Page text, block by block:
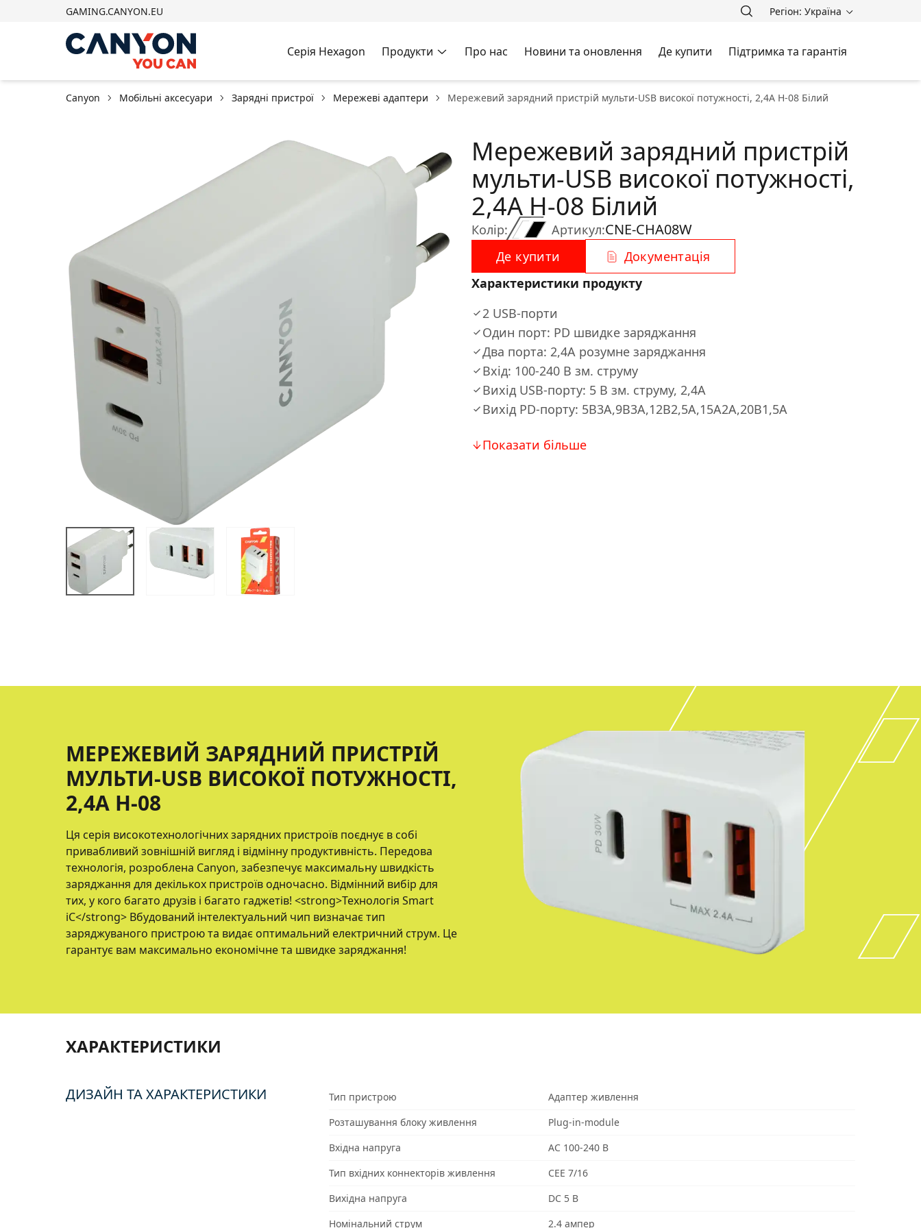
GAMING.CANYON.EU Регіон: Україна
Серія Hexagon Продукти Про нас Новини та оновлення Де купити Підтримка та гарантія
Canyon Мобільні аксесуари Зарядні пристрої Мережеві адаптери Мережевий зарядний пристрiй мульти-USB високої потужностi, 2,4A H-08 Білий
Колір:
Мережевий зарядний пристрiй
мульти-USB високої потужностi,
2,4A H-08 Білий
Артикул:CNE-CHA08W
Де купити
Документація
Характеристики продукту
2 USB-порти
Один порт: PD швидке заряджання
Два порта: 2,4А розумне заряджання
Вхiд: 100-240 В зм. струму
Вихiд USB-порту: 5 В зм. струму, 2,4A
Вихiд PD-порту: 5В3A,9В3A,12В2,5A,15A2A,20В1,5A
Показати більше
МЕРЕЖЕВИЙ ЗАРЯДНИЙ ПРИСТРIЙ
МУЛЬТИ-USB ВИСОКОЇ ПОТУЖНОСТI,
2,4A H-08
Ця серiя високотехнологiчних зарядних пристроїв поєднує в собi
привабливий зовнiшнiй вигляд i вiдмiнну продуктивнiсть. Передова
технологiя, розроблена Canyon, забезпечує максимальну швидкiсть
заряджання для декiлькох пристроїв одночасно. Вiдмiнний вибiр для
тих, у кого багато друзiв i багато гаджетiв! <strong>Технологiя Smart
iC</strong> Вбудований iнтелектуальний чип визначає тип
заряджуваного пристрою та видає оптимальний електричний струм. Це
гарантує вам максимально економiчне та швидке заряджання!
ХАРАКТЕРИСТИКИ
ДИЗАЙН ТА ХАРАКТЕРИСТИКИ Тип пристрою
Адаптер живлення
Розташування блоку живлення
Plug-in-module
Вхідна напруга
AC 100-240 В
Тип вхідних коннекторів живлення
CEE 7/16
Вихідна напруга
DC 5 В
Номінальний струм
2.4 ампер